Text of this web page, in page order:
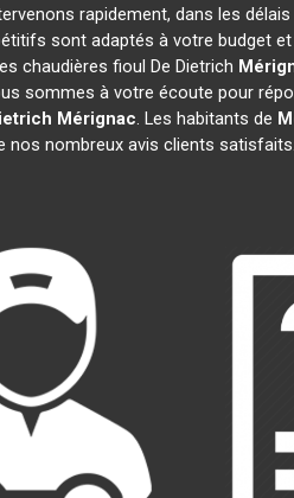
rapidement, dans les
sont adaptés à votre budget
chaudières fioul De Dietrich
sommes à votre écoute pour
Mérignac. Les habitants de
nos nombreux avis clients